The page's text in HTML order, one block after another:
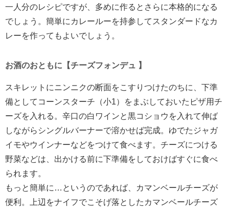
一人分のレシピですが、多めに作るとさらに本格的になる
でしょう。簡単にカレールーを持参してスタンダードなカ
レーを作ってもよいでしょう。
お酒のおともに【チーズフォンデュ 】
スキレットにニンニクの断面をこすりつけたのちに、下準
備としてコーンスターチ（小1）をまぶしておいたピザ用チ
ーズを入れる。辛口の白ワインと黒コショウを入れて伸ば
しながらシングルバーナーで溶かせば完成。ゆでたジャガ
イモやウインナーなどをつけて食べます。チーズにつける
野菜などは、出かける前に下準備をしておけばすぐに食べ
られます。
もっと簡単に…というのであれば、カマンベールチーズが
便利。上辺をナイフでこそげ落としたカマンベールチーズ